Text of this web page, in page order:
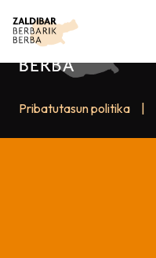
Pribatutasun politika